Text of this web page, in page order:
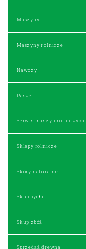
Maszyny
Maszyny rolnicze
Nawozy
Pasze
Serwis maszyn rolniczych
Sklepy rolnicze
Skóry naturalne
Skup bydła
Skup zbóż
Sprzedaż drewna